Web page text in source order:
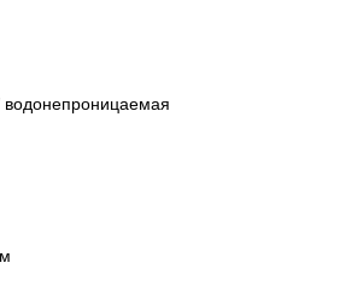
водонепроницаемая